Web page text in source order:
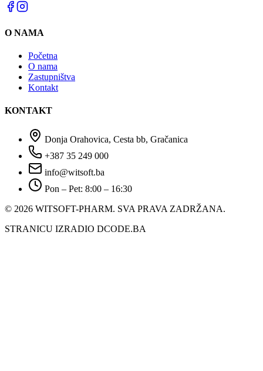
O NAMA
Početna
O nama
Zastupništva
Kontakt
KONTAKT
Donja Orahovica, Cesta bb, Gračanica
+387 35 249 000
info@witsoft.ba
Pon – Pet: 8:00 – 16:30
© 2026 WITSOFT-PHARM. SVA PRAVA ZADRŽANA.
STRANICU IZRADIO DCODE.BA